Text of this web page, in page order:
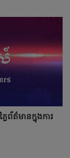
ត៌មានក្នុងការ